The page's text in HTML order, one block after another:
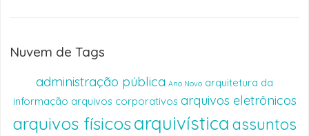
Nuvem de Tags
administração pública Ano Novo arquitetura da
informação arquivos corporativos arquivos eletrônicos
arquivos físicosarquivística assuntos